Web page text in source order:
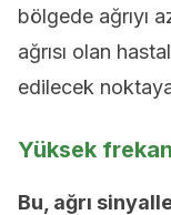
bölgede ağrıyı
ağrısı olan
edilecek
Yüksek
Bu, ağrı